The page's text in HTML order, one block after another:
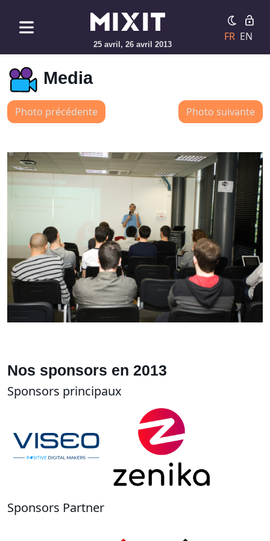
25 avril, 26 avril 2013
FR EN
Media
Photo précédente Photo suivante
Nos sponsors en 2013
Sponsors principaux
Sponsors Partner